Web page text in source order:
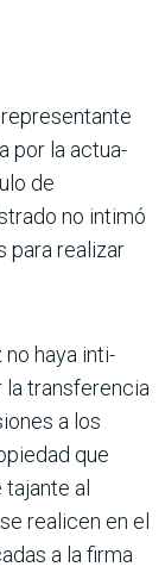
por la actua­
de
no intimó
para realizar
no haya inti­
la transferen­cia
a los
que
al
realicen en el
a la firma